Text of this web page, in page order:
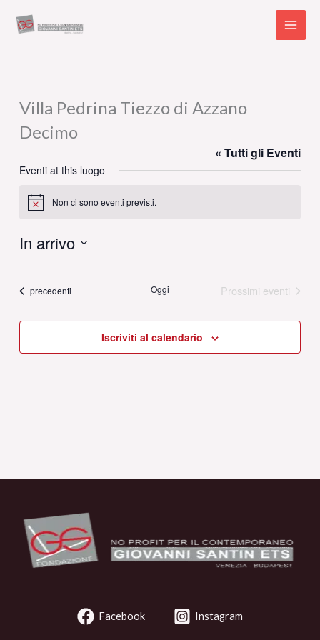
Villa Pedrina Tiezzo di Azzano
Decimo
« Tutti gli Eventi
Eventi at this luogo
Notice Non ci sono eventi previsti.
In arrivo
data.
Eventi
precedenti Oggi Prossimi eventi
Iscriviti al calendario
Facebook Instagram